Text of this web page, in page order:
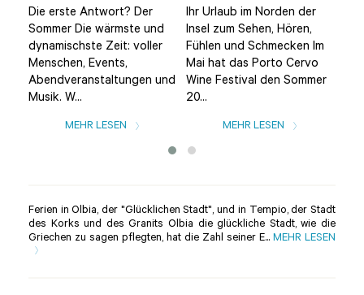
Die erste Antwort? Der
Sommer Die wärmste und
dynamischste Zeit: voller
Menschen, Events,
Abendveranstaltungen und
Musik. W...
MEHR LESEN
Ihr Urlaub im Norden der
Insel zum Sehen, Hören,
Fühlen und Schmecken Im
Mai hat das Porto Cervo
Wine Festival den Sommer
20...
MEHR LESEN
Ferien in Olbia, der "Glücklichen Stadt", und in Tempio, der Stadt
des Korks und des Granits Olbia die glückliche Stadt, wie die
Griechen zu sagen pflegten, hat die Zahl seiner E... MEHR LESEN